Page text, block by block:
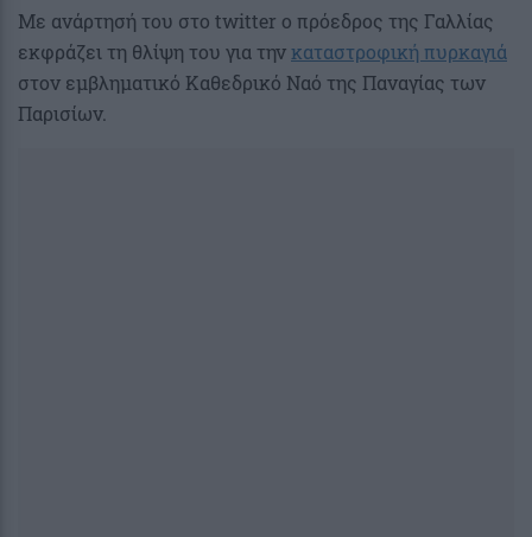
Με ανάρτησή του στο twitter ο πρόεδρος της Γαλλίας
εκφράζει τη θλίψη του για τηνκαταστροφική πυρκαγιά
στον εμβληματικό Καθεδρικό Ναό της Παναγίας των
Παρισίων.